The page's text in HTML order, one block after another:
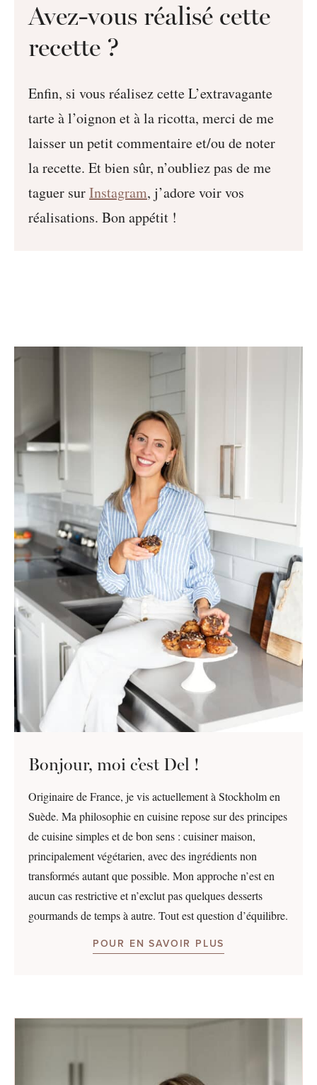
Avez-vous réalisé cette
recette ?
Enfin, si vous réalisez cette L’extravagante
tarte à l’oignon et à la ricotta, merci de me
laisser un petit commentaire et/ou de noter
la recette. Et bien sûr, n’oubliez pas de me
taguer surInstagram, j’adore voir vos
réalisations. Bon appétit !
Bonjour, moi c’est Del !
Originaire de France, je vis actuellement à Stockholm en
Suède. Ma philosophie en cuisine repose sur des principes
de cuisine simples et de bon sens : cuisiner maison,
principalement végétarien, avec des ingrédients non
transformés autant que possible. Mon approche n’est en
aucun cas restrictive et n’exclut pas quelques desserts
gourmands de temps à autre. Tout est question d’équilibre.
POUR EN SAVOIR PLUS